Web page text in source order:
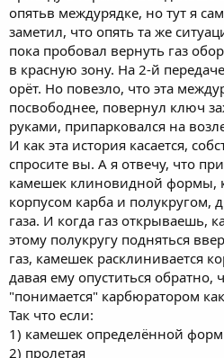
опятьв междурядке, но тут я
заметил, что опять та же
пока пробовал вернуть газ
в красную зону. На 2-й
орёт. Но повезло, что эта
посвободнее, повернул ключ
руками, припарковался на
И как эта история касается,
спросите вы. А я отвечу, что
камешек клиновидной формы,
корпусом карба и полукругом,
газа. И когда газ открываешь,
этому полукругу подняться
газ, камешек расклинивается
давая ему опуститься обратно,
"понимается" карбюратором
Так что если:
1) камешек определённой
2) пролетая